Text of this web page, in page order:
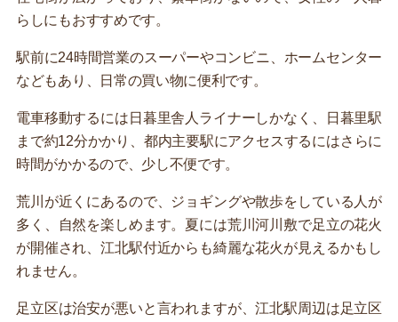
らしにもおすすめです。
駅前に24時間営業のスーパーやコンビニ、ホームセンター
などもあり、日常の買い物に便利です。
電車移動するには日暮里舎人ライナーしかなく、日暮里駅
まで約12分かかり、都内主要駅にアクセスするにはさらに
時間がかかるので、少し不便です。
荒川が近くにあるので、ジョギングや散歩をしている人が
多く、自然を楽しめます。夏には荒川河川敷で足立の花火
が開催され、江北駅付近からも綺麗な花火が見えるかもし
れません。
足立区は治安が悪いと言われますが、江北駅周辺は足立区